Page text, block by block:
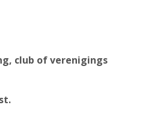
club of verenigings